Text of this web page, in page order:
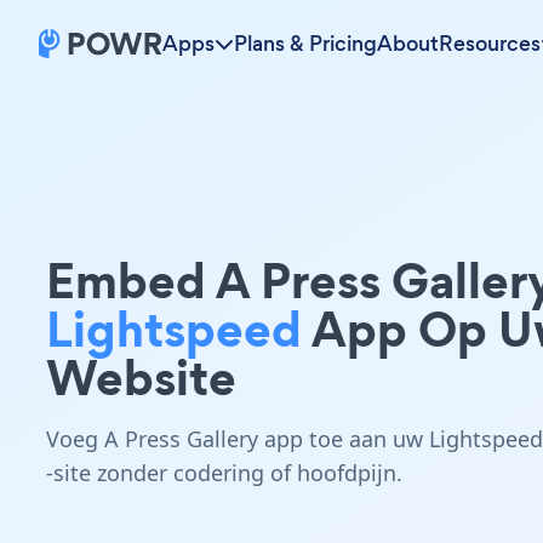
Apps Plans & PricingAboutResources
Embed A Press
LightspeedApp Op
Website
Voeg A Press Gallery app toe aan uw Lightspeed
-site zonder codering of hoofdpijn.